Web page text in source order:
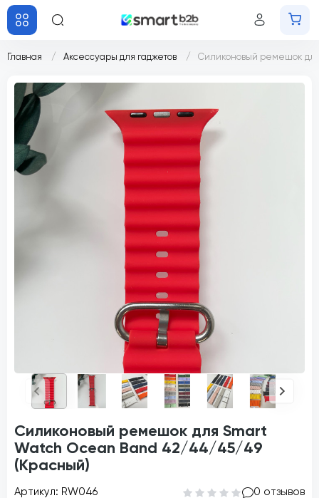
Главная Аксессуары для гаджетов Силиконовый ремешок
Силиконовый ремешок для Smart
Watch Ocean Band 42/44/45/49
(Красный)
Артикул: RW046 0 отзывов